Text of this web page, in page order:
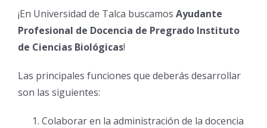
¡En Universidad de Talca buscamos Ayudante
Profesional de Docencia de Pregrado Instituto
de Ciencias Biológicas!
Las principales funciones que deberás desarrollar
son las siguientes:
Colaborar en la administración de la docencia